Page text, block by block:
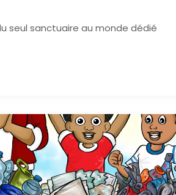
seul sanctuaire au monde dédié